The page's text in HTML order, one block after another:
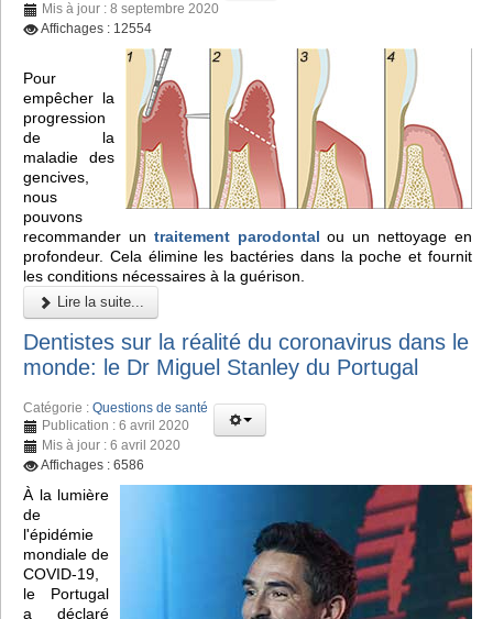
Mis à jour : 8 septembre 2020
Affichages : 12554
Pour
empêcher la
progression
de la
maladie des
gencives,
nous
pouvons
recommander un traitement parodontal ou un nettoyage en
profondeur. Cela élimine les bactéries dans la poche et fournit
les conditions nécessaires à la guérison.
Lire la suite...
Dentistes sur la réalité du coronavirus dans le
monde: le Dr Miguel Stanley du Portugal
Catégorie : Questions de santé
Publication : 6 avril 2020
Mis à jour : 6 avril 2020
Affichages : 6586
À la lumière
de
l'épidémie
mondiale de
COVID-19,
le Portugal
a déclaré